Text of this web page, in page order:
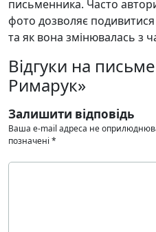
письменника. Часто
фото дозволяє
та як вона змінювалась з
Відгуки на
Римарук»
Залишити відповідь
Ваша e-mail адреса не
позначені *